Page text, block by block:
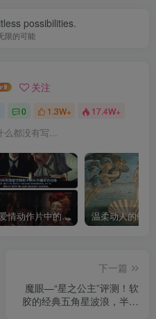
possibilities.
限的可能
关注
0 1.3W+ 17.4W+
都没有写...
岛国爱情动作片中的AV棒到底有多猛？成人用品震动棒的发展史！
下一篇
魔眼—“星之公主”评测！软
胶的经典五角星波浪，半途